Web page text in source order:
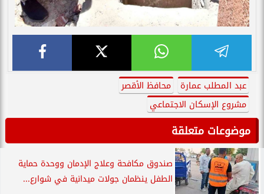
عبد المطلب عمارة
محافظ الأقصر
مشروع الإسكان الاجتماعي
موضوعات متعلقة
صندوق مكافحة وعلاج الإدمان ووحدة حماية
الطفل ينظمان جولات ميدانية في شوارع...